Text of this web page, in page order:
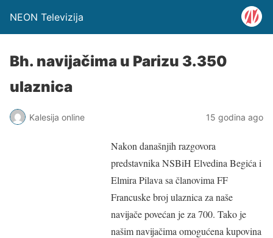
NEON Televizija
Bh. navijačima u Parizu 3.350
ulaznica
Kalesija online 15 godina ago
Nakon današnjih razgovora
predstavnika NSBiH Elvedina Begića i
Elmira Pilava sa članovima FF
Francuske broj ulaznica za naše
navijače povećan je za 700. Tako je
našim navijačima omogućena kupovina